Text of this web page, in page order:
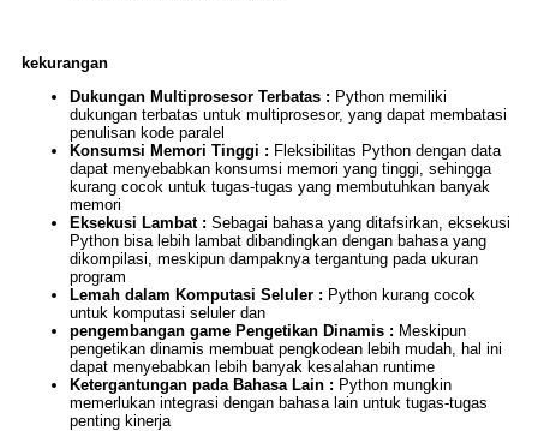
kekurangan
Dukungan Multiprosesor Terbatas : Python memiliki
dukungan terbatas untuk multiprosesor, yang dapat membatasi
penulisan kode paralel
​Konsumsi Memori Tinggi : Fleksibilitas Python dengan data
dapat menyebabkan konsumsi memori yang tinggi, sehingga
kurang cocok untuk tugas-tugas yang membutuhkan banyak
memori
​Eksekusi Lambat : Sebagai bahasa yang ditafsirkan, eksekusi
Python bisa lebih lambat dibandingkan dengan bahasa yang
dikompilasi, meskipun dampaknya tergantung pada ukuran
program
​Lemah dalam Komputasi Seluler : Python kurang cocok
untuk komputasi seluler dan
pengembangan game ​Pengetikan Dinamis : Meskipun
pengetikan dinamis membuat pengkodean lebih mudah, hal ini
dapat menyebabkan lebih banyak kesalahan runtime
Ketergantungan pada Bahasa Lain : Python mungkin
memerlukan integrasi dengan bahasa lain untuk tugas-tugas
penting kinerja